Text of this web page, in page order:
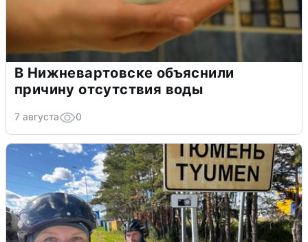
В Нижневартовске объяснили
причину отсутствия воды
7 августа 0